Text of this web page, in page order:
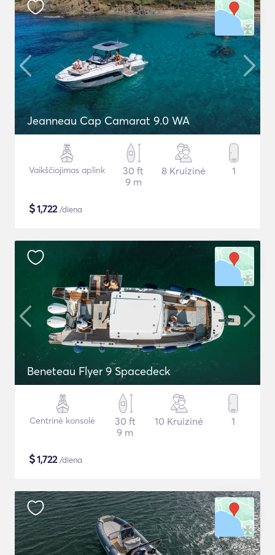
Jeanneau Cap Camarat 9.0 WA
Vaikščiojimas aplink
30 ft
9 m
8 Kruizinė 1
$1,722/diena
Beneteau Flyer 9 Spacedeck
Centrinė konsolė
30 ft
9 m
10 Kruizinė 1
$1,722/diena